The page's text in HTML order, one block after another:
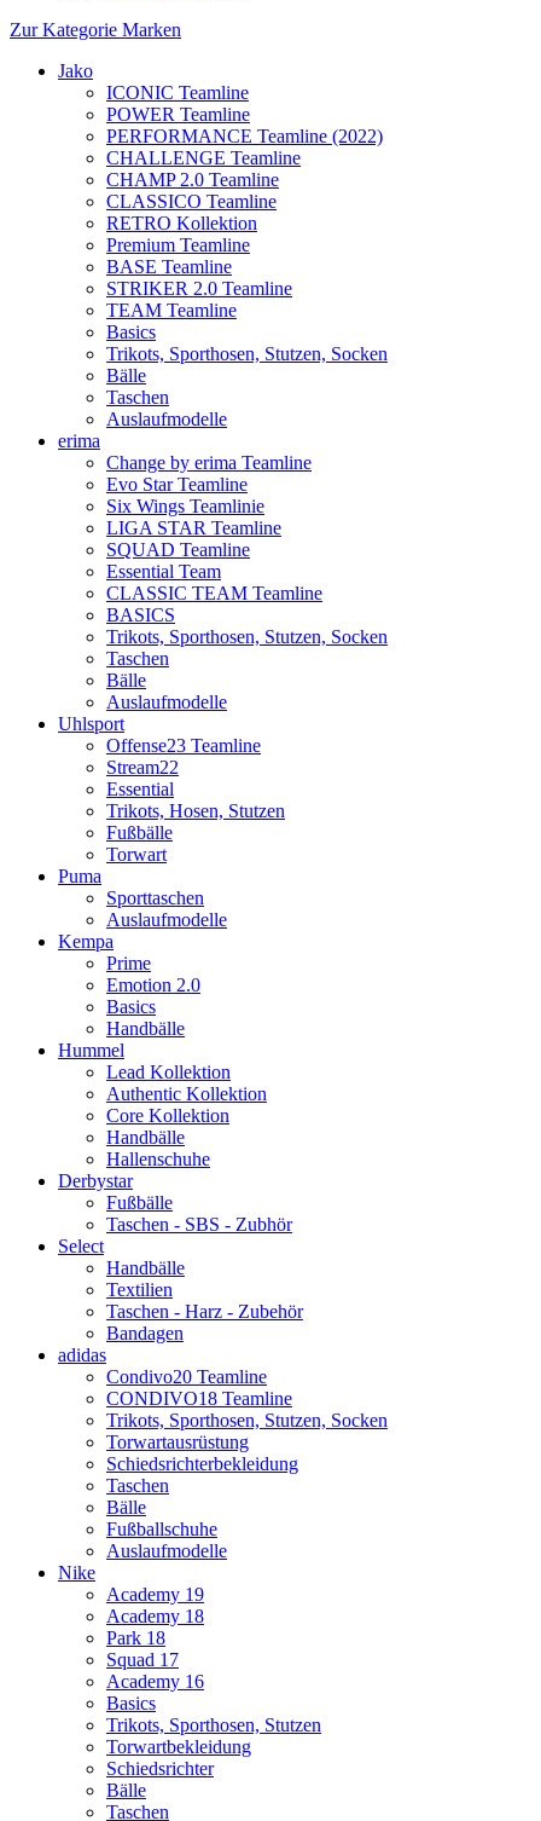
Zur Kategorie Marken
Jako
ICONIC Teamline
POWER Teamline
PERFORMANCE Teamline (2022)
CHALLENGE Teamline
CHAMP 2.0 Teamline
CLASSICO Teamline
RETRO Kollektion
Premium Teamline
BASE Teamline
STRIKER 2.0 Teamline
TEAM Teamline
Basics
Trikots, Sporthosen, Stutzen, Socken
Bälle
Taschen
Auslaufmodelle
erima
Change by erima Teamline
Evo Star Teamline
Six Wings Teamlinie
LIGA STAR Teamline
SQUAD Teamline
Essential Team
CLASSIC TEAM Teamline
BASICS
Trikots, Sporthosen, Stutzen, Socken
Taschen
Bälle
Auslaufmodelle
Uhlsport
Offense23 Teamline
Stream22
Essential
Trikots, Hosen, Stutzen
Fußbälle
Torwart
Puma
Sporttaschen
Auslaufmodelle
Kempa
Prime
Emotion 2.0
Basics
Handbälle
Hummel
Lead Kollektion
Authentic Kollektion
Core Kollektion
Handbälle
Hallenschuhe
Derbystar
Fußbälle
Taschen - SBS - Zubhör
Select
Handbälle
Textilien
Taschen - Harz - Zubehör
Bandagen
adidas
Condivo20 Teamline
CONDIVO18 Teamline
Trikots, Sporthosen, Stutzen, Socken
Torwartausrüstung
Schiedsrichterbekleidung
Taschen
Bälle
Fußballschuhe
Auslaufmodelle
Nike
Academy 19
Academy 18
Park 18
Squad 17
Academy 16
Basics
Trikots, Sporthosen, Stutzen
Torwartbekleidung
Schiedsrichter
Bälle
Taschen